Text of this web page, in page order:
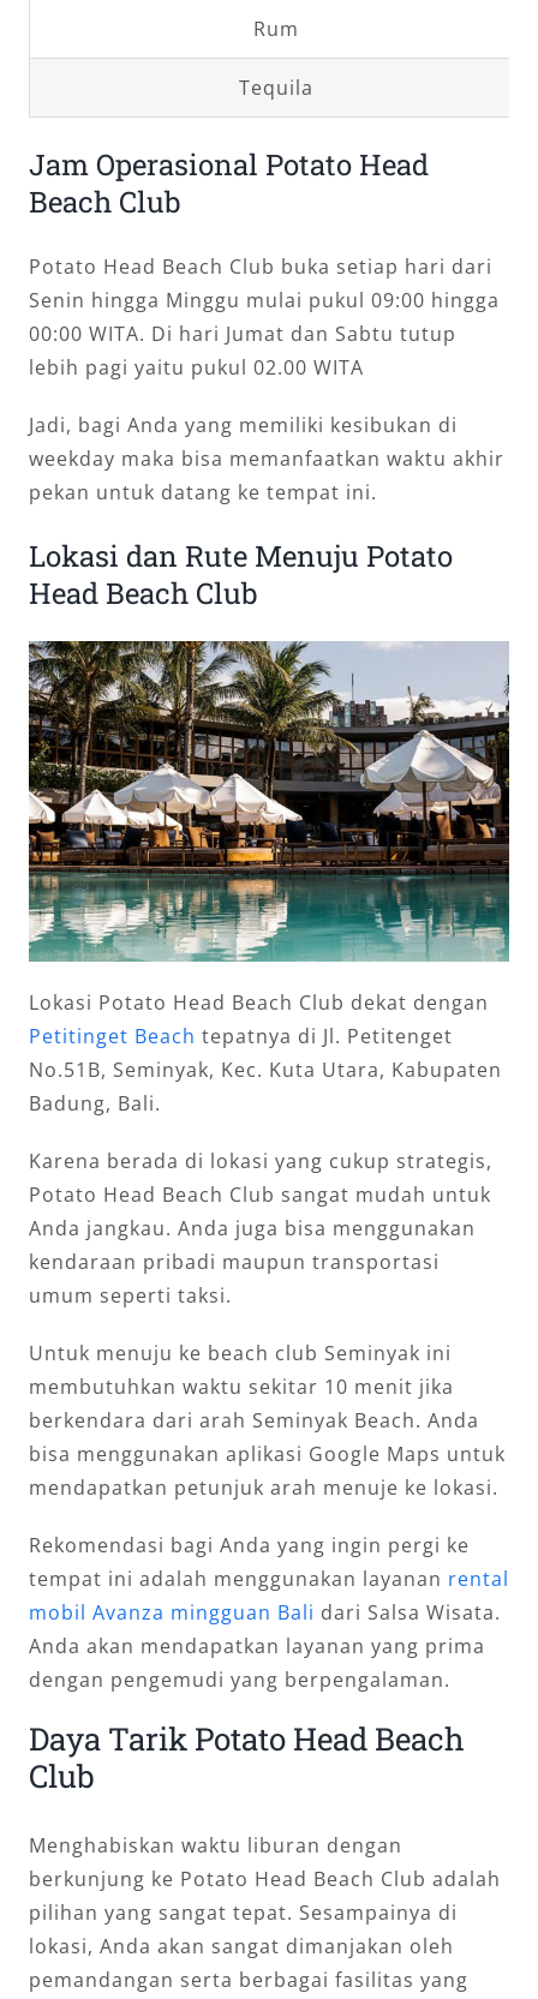
Rum
Tequila
Jam Operasional Potato Head
Beach Club
Potato Head Beach Club buka setiap hari dari
Senin hingga Minggu mulai pukul 09:00 hingga
00:00 WITA. Di hari Jumat dan Sabtu tutup
lebih pagi yaitu pukul 02.00 WITA
Jadi, bagi Anda yang memiliki kesibukan di
weekday maka bisa memanfaatkan waktu akhir
pekan untuk datang ke tempat ini.
Lokasi dan Rute Menuju Potato
Head Beach Club
Lokasi Potato Head Beach Club dekat dengan
Petitinget Beach tepatnya di Jl. Petitenget
No.51B, Seminyak, Kec. Kuta Utara, Kabupaten
Badung, Bali.
Karena berada di lokasi yang cukup strategis,
Potato Head Beach Club sangat mudah untuk
Anda jangkau. Anda juga bisa menggunakan
kendaraan pribadi maupun transportasi
umum seperti taksi.
Untuk menuju ke beach club Seminyak ini
membutuhkan waktu sekitar 10 menit jika
berkendara dari arah Seminyak Beach. Anda
bisa menggunakan aplikasi Google Maps untuk
mendapatkan petunjuk arah menuje ke lokasi.
Rekomendasi bagi Anda yang ingin pergi ke
tempat ini adalah menggunakan layanan rental
mobil Avanza mingguan Bali dari Salsa Wisata.
Anda akan mendapatkan layanan yang prima
dengan pengemudi yang berpengalaman.
Daya Tarik Potato Head Beach
Club
Menghabiskan waktu liburan dengan
berkunjung ke Potato Head Beach Club adalah
pilihan yang sangat tepat. Sesampainya di
lokasi, Anda akan sangat dimanjakan oleh
pemandangan serta berbagai fasilitas yang